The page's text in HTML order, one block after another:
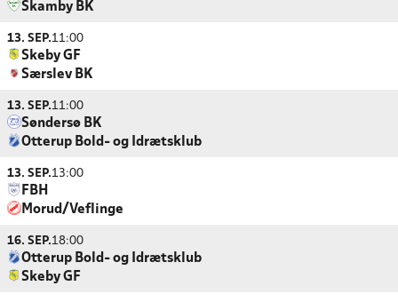
Skamby BK
13. SEP.11:00
Skeby GF
Særslev BK
13. SEP.11:00
Søndersø BK
Otterup Bold- og Idrætsklub
13. SEP.13:00
FBH
Morud/Veflinge
16. SEP.18:00
Otterup Bold- og Idrætsklub
Skeby GF